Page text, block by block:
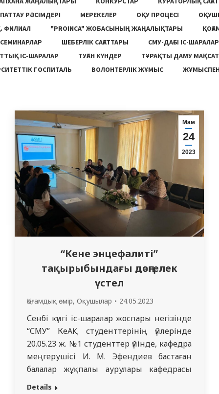
РӘСІМДЕРІ
МЕРЕКЕЛЕР ОҚУ ПРОЦЕСІ
ФИЛИАЛ
"PROINCA" ЖОБАСЫНЫҢ ЖАҢАЛЫҚТАРЫ
СЕМИНАРЛАР
ШЕБЕРЛІК САҒАТТАРЫ
СМУ-ДАҒЫ ІС-ШАРАЛАР
ІС-ШАРАЛАР
ТУҒАН КҮНДЕР
ТҰРАҚТЫ ДАМУ
ГОСПИТАЛЬ
ВОЛОНТЕРЛІК ЖҰМЫС
Мам
24
2023
“Кене энцефалиті”
тақырыбындағы дөңгелек
үстел
Қоғамдық өмір, Оқушылар 24.05.2023
Сенбі күнгі іс-шаралар жоспары негізінде
“СМУ” КеАҚ студенттерінің үйлерінде
20.05.23 ж. №1 студенттер үйінде, кафедра
меңгерушісі И. М. Эфендиев бастаған
балалар жұқпалы аурулары кафедрасы
А.Қ.Құмарбекова, Е.С. Смаилов “Кене
Details